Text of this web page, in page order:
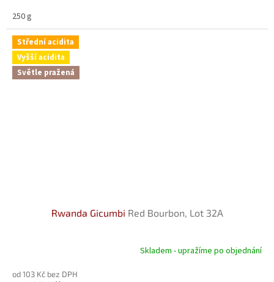
250 g
Střední acidita
Vyšší acidita
Světle pražená
Rwanda Gicumbi Red Bourbon, Lot 32A
Skladem - upražíme po objednání
od 103 Kč bez DPH